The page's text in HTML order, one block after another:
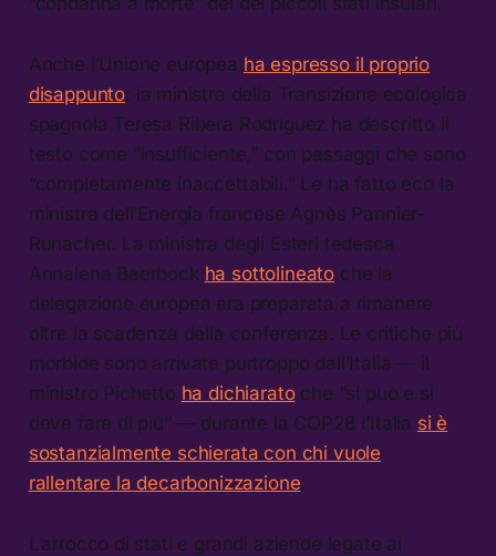
Anche l’Unione europea ha espresso il proprio
disappunto: la ministra della Transizione ecologica
spagnola Teresa Ribera Rodríguez ha descritto il
testo come “insufficiente,” con passaggi che sono
“completamente inaccettabili.” Le ha fatto eco la
ministra dell’Energia francese Agnès Pannier-
Runacher. La ministra degli Esteri tedesca
Annalena Baerbock ha sottolineato che la
delegazione europea era preparata a rimanere
oltre la scadenza della conferenza. Le critiche più
morbide sono arrivate purtroppo dall’Italia — il
ministro Pichetto ha dichiaratoche “si può e si
deve fare di più” — durante la COP28 l’Italia si è
sostanzialmente schierata con chi vuole
rallentare la decarbonizzazione.
L’arrocco di stati e grandi aziende legate ai